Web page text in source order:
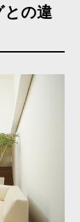
との違